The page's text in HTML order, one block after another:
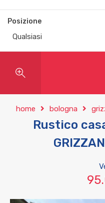
Posizione
Qualsiasi
home bologna
Rustico